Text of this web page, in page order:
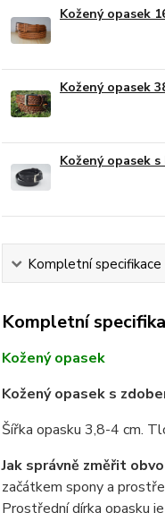
Kožený opasek
Kožený opasek
Kožený opasek
Kompletní specifikace
Kompletní
Kožený opasek
Kožený opasek s
Šířka opasku 3,8-4 cm.
Jak správně změřit
začátkem spony a
Prostřední dírka opasku